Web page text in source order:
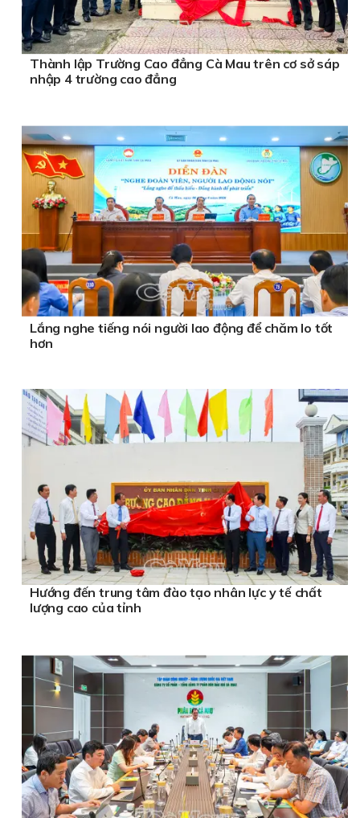
Thành lập Trường Cao đẳng Cà Mau trên cơ sở sáp
nhập 4 trường cao đẳng
Lắng nghe tiếng nói người lao động để chăm lo tốt
hơn
Hướng đến trung tâm đào tạo nhân lực y tế chất
lượng cao của tỉnh